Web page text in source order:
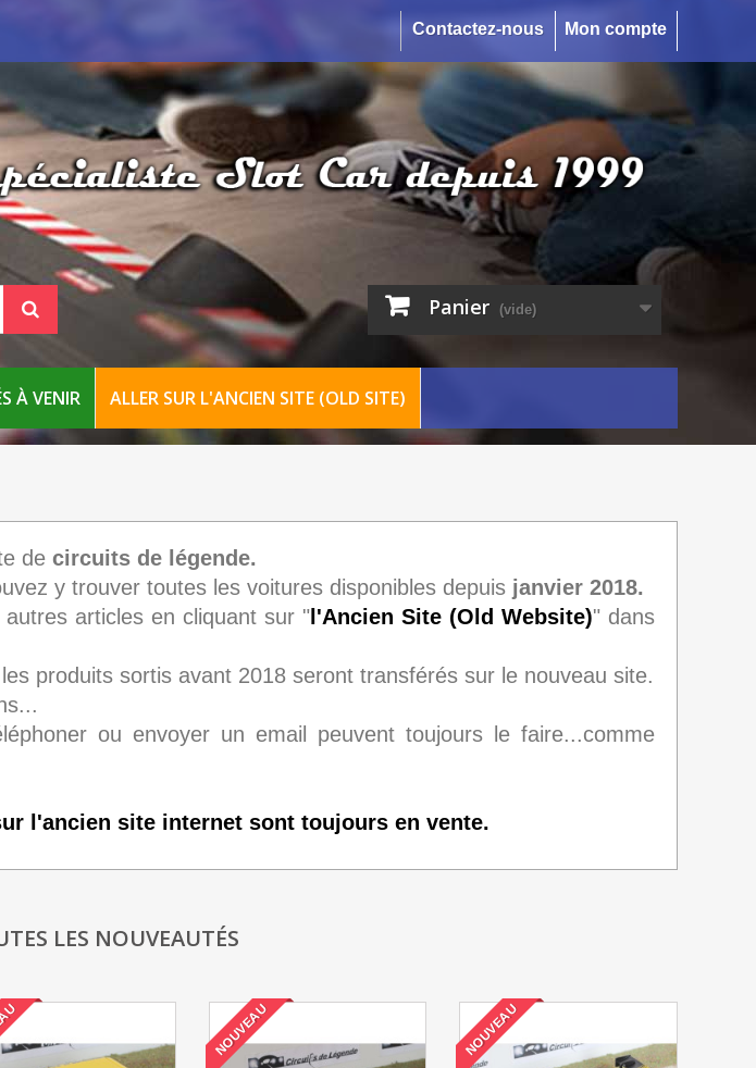
Mon compte
Contactez-nous
Panier (vide)
À VENIR ALLER SUR L'ANCIEN SITE (OLD SITE)
de circuits de légende.
y trouver toutes les voitures disponibles depuis janvier 2018.
articles en cliquant sur "l'Ancien Site (Old Website)" dans
produits sortis avant 2018 seront transférés sur le nouveau site.
ou envoyer un email peuvent toujours le faire...comme
l'ancien site internet sont toujours en vente.
LES NOUVEAUTÉS
NOUVEAU NOUVEAU